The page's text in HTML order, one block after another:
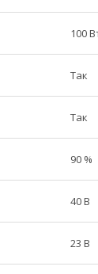
100
Так
Так
90 %
40 В
23 В